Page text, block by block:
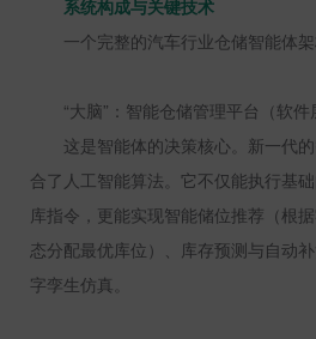
系统构成与关键技术
一个完整的汽车行业仓储智能体
“大脑”：智能仓储管理平台（软件
这是智能体的决策核心。新一代
合了人工智能算法。它不仅能执行基
库指令，更能实现智能储位推荐（根
态分配最优库位）、库存预测与自动
字孪生仿真。